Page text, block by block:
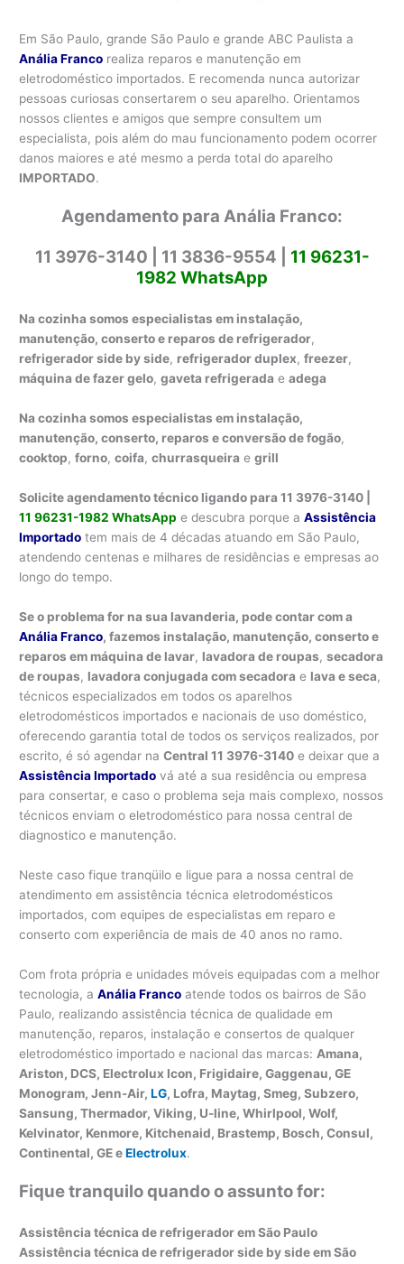
Em São Paulo, grande São Paulo e grande ABC Paulista a
Anália Franco realiza reparos e manutenção em
eletrodoméstico importados. E recomenda nunca autorizar
pessoas curiosas consertarem o seu aparelho. Orientamos
nossos clientes e amigos que sempre consultem um
especialista, pois além do mau funcionamento podem ocorrer
danos maiores e até mesmo a perda total do aparelho
IMPORTADO.
Agendamento para Anália Franco:
11 3976-3140 | 11 3836-9554 | 11 96231-
1982 WhatsApp
Na cozinha somos especialistas em instalação,
manutenção, conserto e reparos de refrigerador,
refrigerador side by side, refrigerador duplex,freezer,
máquina de fazer gelo,gaveta refrigerada eadega
Na cozinha somos especialistas em instalação,
manutenção, conserto, reparos e conversão de fogão,
cooktop,forno,coifa,churrasqueira egrill
Solicite agendamento técnico ligando para 11 3976-3140 |
11 96231-1982 WhatsApp e descubra porque aAssistência
Importado tem mais de 4 décadas atuando em São Paulo,
atendendo centenas e milhares de residências e empresas ao
longo do tempo.
Se o problema for na sua lavanderia, pode contar com a
Anália Franco, fazemos instalação, manutenção, conserto e
reparos em máquina de lavar, lavadora de roupas,secadora
de roupas, lavadora conjugada com secadora e lava e seca,
técnicos especializados em todos os aparelhos
eletrodomésticos importados e nacionais de uso doméstico,
oferecendo garantia total de todos os serviços realizados, por
escrito, é só agendar naCentral 11 3976-3140 e deixar que a
Assistência Importado vá até a sua residência ou empresa
para consertar, e caso o problema seja mais complexo, nossos
técnicos enviam o eletrodoméstico para nossa central de
diagnostico e manutenção.
Neste caso fique tranqüilo e ligue para a nossa central de
atendimento em assistência técnica eletrodomésticos
importados, com equipes de especialistas em reparo e
conserto com experiência de mais de 40 anos no ramo.
Com frota própria e unidades móveis equipadas com a melhor
tecnologia, aAnália Franco atende todos os bairros de São
Paulo, realizando assistência técnica de qualidade em
manutenção, reparos, instalação e consertos de qualquer
eletrodoméstico importado e nacional das marcas: Amana,
Ariston, DCS, Electrolux Icon, Frigidaire, Gaggenau, GE
Monogram, Jenn-Air,LG, Lofra, Maytag, Smeg, Subzero,
Sansung, Thermador, Viking, U-line, Whirlpool, Wolf,
Kelvinator, Kenmore, Kitchenaid, Brastemp, Bosch, Consul,
Continental, GE eElectrolux.
Fique tranquilo quando o assunto for:
Assistência técnica de refrigerador em São Paulo
Assistência técnica de refrigerador side by sideem São